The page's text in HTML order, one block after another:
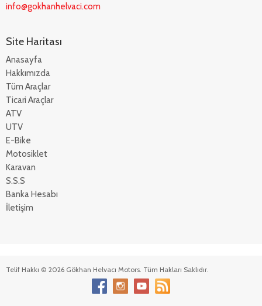
info@gokhanhelvaci.com
Site Haritası
Anasayfa
Hakkımızda
Tüm Araçlar
Ticari Araçlar
ATV
UTV
E-Bike
Motosiklet
Karavan
S.S.S
Banka Hesabı
İletişim
Telif Hakkı © 2026 Gökhan Helvacı Motors. Tüm Hakları Saklıdır.